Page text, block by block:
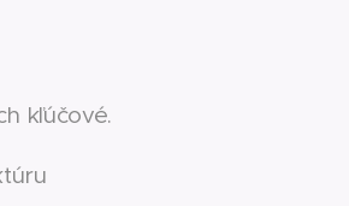
kľúčové.